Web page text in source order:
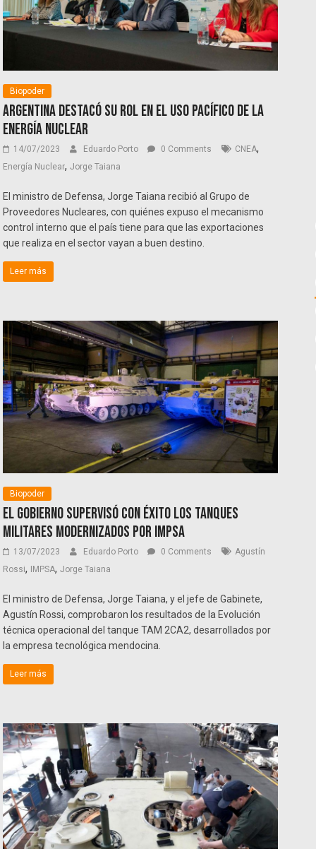
Biopoder
Argentina destacó su rol en el uso pacífico de la
energía nuclear
14/07/2023 Eduardo Porto 0 Comments CNEA,
Energía Nuclear,Jorge Taiana
El ministro de Defensa, Jorge Taiana recibió al Grupo de
Proveedores Nucleares, con quiénes expuso el mecanismo
control interno que el país tiene para que las exportaciones
que realiza en el sector vayan a buen destino.
Leer más
Biopoder
El Gobierno supervisó con éxito los tanques
militares modernizados por IMPSA
13/07/2023 Eduardo Porto 0 Comments
Agustín
Rossi, IMPSA,Jorge Taiana
El ministro de Defensa, Jorge Taiana, y el jefe de Gabinete,
Agustín Rossi, comprobaron los resultados de la Evolución
técnica operacional del tanque TAM 2CA2, desarrollados por
la empresa tecnológica mendocina.
Leer más